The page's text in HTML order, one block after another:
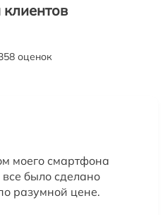
оценок
моего смартфона
было сделано
разумной цене.